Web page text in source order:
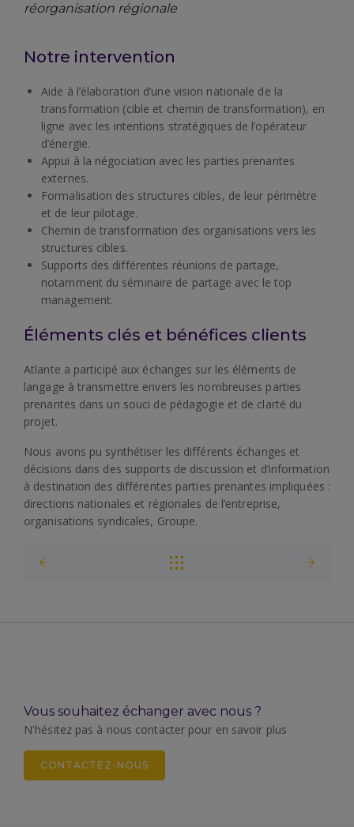
réorganisation régionale
Notre intervention
Aide à l’élaboration d’une vision nationale de la
transformation (cible et chemin de transformation), en
ligne avec les intentions stratégiques de l’opérateur
d’énergie.
Appui à la négociation avec les parties prenantes
externes.
Formalisation des structures cibles, de leur périmètre
et de leur pilotage.
Chemin de transformation des organisations vers les
structures cibles.
Supports des différentes réunions de partage,
notamment du séminaire de partage avec le top
management.
Éléments clés et bénéfices clients
Atlante a participé aux échanges sur les éléments de
langage à transmettre envers les nombreuses parties
prenantes dans un souci de pédagogie et de clarté du
projet.
Nous avons pu synthétiser les différents échanges et
décisions dans des supports de discussion et d’information
à destination des différentes parties prenantes impliquées :
directions nationales et régionales de l’entreprise,
organisations syndicales, Groupe.
Vous souhaitez échanger avec nous ?
N'hésitez pas à nous contacter pour en savoir plus
CONTACTEZ-NOUS